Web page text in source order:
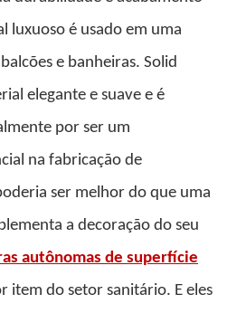
luxuoso é usado em uma
e banheiras. Solid
elegante e suave e é
por ser um
na fabricação de
ser melhor do que uma
a decoração do seu
autônomas de superfície
item do setor sanitário. E eles